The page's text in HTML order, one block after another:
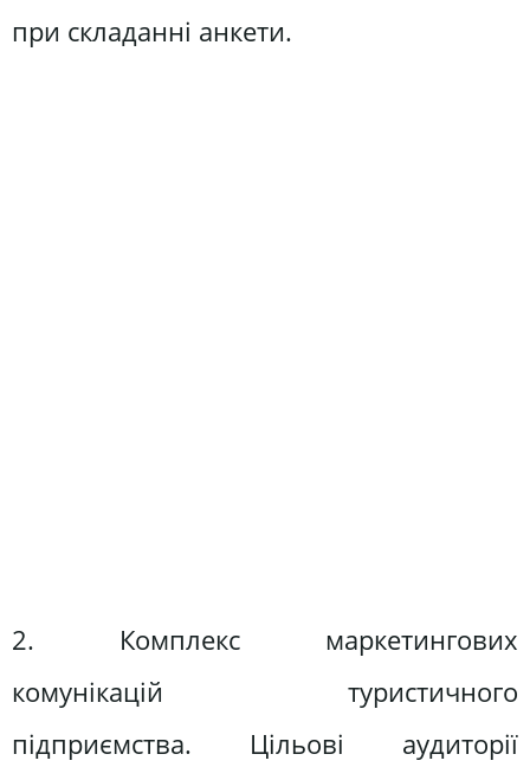
при складанні анкети.
2. Комплекс маркетингових
комунікацій туристичного
підприємства. Цільові аудиторії